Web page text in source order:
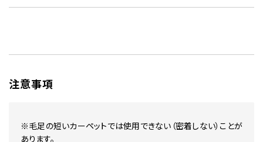
注意事項
※毛足の短いカーペットでは使用できない（密着しない）ことが
あります。